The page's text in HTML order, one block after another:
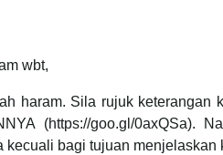
wbt,
haram. Sila rujuk keterangan
(https://goo.gl/0axQSa).
kecuali bagi tujuan menjelaskan